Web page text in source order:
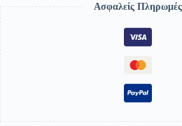
Ασφαλείς Πληρωμές